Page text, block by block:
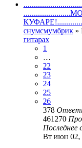
снумсмумбрик »
гитарах
1
…
22
23
24
25
26
378
461270
Последнее
Вт июн 02,